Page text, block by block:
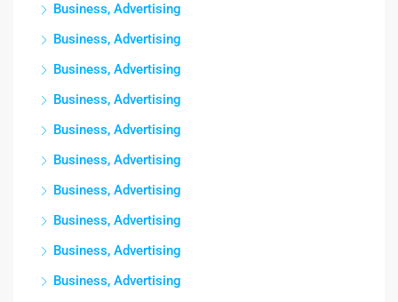
Business, Advertising
Business, Advertising
Business, Advertising
Business, Advertising
Business, Advertising
Business, Advertising
Business, Advertising
Business, Advertising
Business, Advertising
Business, Advertising